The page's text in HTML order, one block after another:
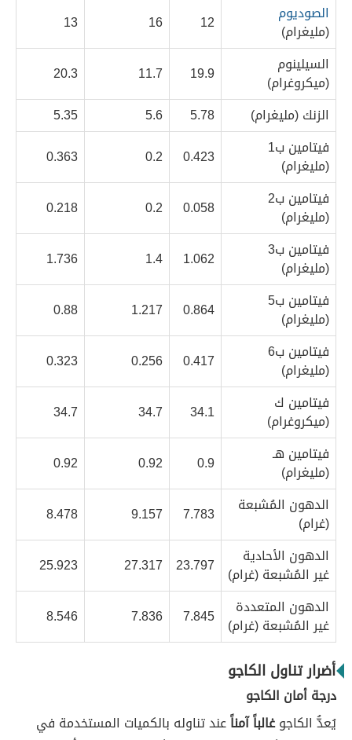
الصوديوم
(مليغرام) 12
16
13
السيلينوم
(ميكروغرام) 19.9
11.7
20.3
الزنك (مليغرام)
5.78
5.6
5.35
فيتامين ب1
(مليغرام) 0.423
0.2
0.363
فيتامين ب2
(مليغرام) 0.058
0.2
0.218
فيتامين ب3
(مليغرام) 1.062
1.4
1.736
فيتامين ب5
(مليغرام) 0.864
1.217
0.88
فيتامين ب6
(مليغرام) 0.417
0.256
0.323
فيتامين ك
(ميكروغرام) 34.1
34.7
34.7
فيتامين هـ
(مليغرام) 0.9
0.92
0.92
الدهون المُشبعة
(غرام) 7.783
9.157
8.478
الدهون الأحادية
غير المُشبعة (غرام) 23.797
27.317
25.923
الدهون المتعددة
غير المُشبعة (غرام) 7.845
7.836
8.546
أضرار تناول الكاجو
درجة أمان الكاجو
يُعدُّ الكاجوغالباً آمناًعند تناوله بالكميات المستخدمة في